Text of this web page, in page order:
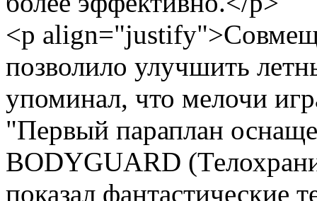
<p
позволило улучшить
упоминал, что мелочи
"Первый параплан
BODYGUARD
показал фантастические